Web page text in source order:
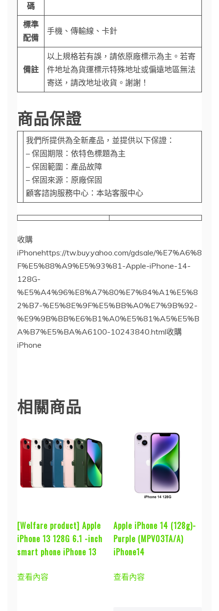
碼
標準
配備
手機、傳輸線、卡針
備註
以上規格若有誤，請依原廠標示為主。若寄
件地址為貨運標示特殊地址或偏遠地區無法
寄送，請改地址收貨。謝謝！
商品保證
我們所提供為全新產品，並提供以下保證：
– 保固期限：依特色標題為主
– 保固範圍：產品故障
– 保固來源：原廠保固
顧客諮詢服務中心：本站客服中心
收購
iPhonehttps://tw.buy.yahoo.com/gdsale/%E7%A6%8
F%E5%88%A9%E5%93%81-Apple-iPhone-14-
128G-
%E5%A4%96%E8%A7%80%E7%84%A1%E5%8
2%B7-%E5%8E%9F%E5%BB%A0%E7%9B%92-
%E9%9B%BB%E6%B1%A0%E5%81%A5%E5%B
A%B7%E5%BA%A6100-10243840.html收購
iPhone
相關商品
[Welfare product] Apple
iPhone 13 128G 6.1 -inch
smart phone iPhone 13
查看內容
Apple iPhone 14 (128g)-
Purple (MPV03TA/A)
iPhone14
查看內容